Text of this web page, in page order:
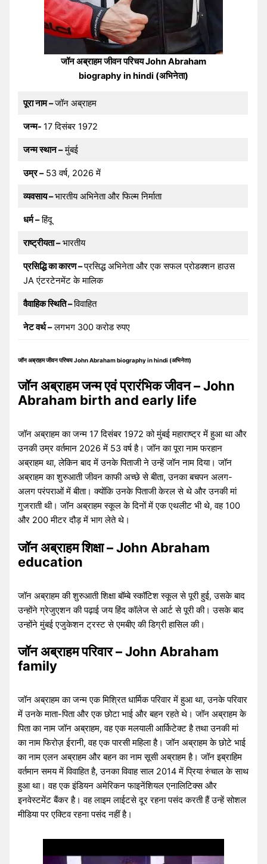
जॉन अब्राहम जीवन परिचय John Abraham
biography in hindi (अभिनेता)
पूरा नाम –जॉन अब्राहम
जन्म- 17 दिसंबर 1972
जन्म स्थान –मुंबई
उम्र –53 वर्ष, 2026 में
व्यवसाय –भारतीय अभिनेता और फिल्म निर्माता
धर्म –हिंदू
राष्ट्रीयता –भारतीय
प्रसिद्धि का कारण –प्रसिद्ध अभिनेता और एक सफल प्रोडक्शन हाउस
JA एंटरटेनमेंट के मालिक
वैवाहिक स्थिति –विवाहित
नेट वर्थ –लगभग 300 करोड रुपए
जॉन अब्राहम जीवन परिचय John Abraham biography in hindi (अभिनेता)
जॉन अब्राहम जन्म एवं प्रारंभिक जीवन – John
Abraham birth and early life
जॉन अब्राहम का जन्म 17 दिसंबर 1972 को मुंबई महाराष्ट्र में हुआ था और
उनकी उम्र वर्तमान 2026 में 53 वर्ष है। जॉन का पूरा नाम फरहान
अब्राहम था, लेकिन बाद में उनके पिताजी ने उन्हें जॉन नाम दिया। जॉन
अब्राहम का शुरुआती जीवन काफी अच्छे से बीता, उनका बचपन अलग-
अलग परंपराओं में बीता। क्योंकि उनके पिताजी केरल से थे और उनकी मां
गुजराती थी। जॉन अब्राहम स्कूल के दिनों में एक एथलीट भी थे, वह 100
और 200 मीटर दौड़ में भाग लेते थे।
जॉन अब्राहम शिक्षा – John Abraham
education
जॉन अब्राहम की शुरुआती शिक्षा बॉम्बे स्कॉटिश स्कूल से पूरी हुई, उसके बाद
उन्होंने ग्रेजुएशन की पढ़ाई जय हिंद कॉलेज से आर्ट से पूरी की। उसके बाद
उन्होंने मुंबई एजुकेशन ट्रस्ट से एमबीए की डिग्री हासिल की।
जॉन अब्राहम परिवार – John Abraham
family
जॉन अब्राहम का जन्म एक मिश्रित धार्मिक परिवार में हुआ था, उनके परिवार
में उनके माता-पिता और एक छोटा भाई और बहन रहते थे। जॉन अब्राहम के
पिता का नाम जॉन अब्राहम, वह एक मलयाली आर्किटेक्ट है तथा उनकी मां
का नाम फिरोज़ ईरानी, वह एक पारसी महिला है। जॉन अब्राहम के छोटे भाई
का नाम एलन अब्राहम और बहन का नाम सूसी अब्राहम है। जॉन इब्राहिम
वर्तमान समय में विवाहित है, उनका विवाह साल 2014 में प्रिया रुंचाल के साथ
हुआ था। वह एक इंडियन अमेरिकन फाइनेंशियल एनालिटिक्स और
इनवेस्टमेंट बैंकर है। वह लाइम लाईटसे दूर रहना पसंद करती हैं उन्हें सोशल
मीडिया पर एक्टिव रहना पसंद नहीं है।